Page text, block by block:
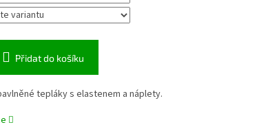
Přidat do košíku
tepláky s elastenem a náplety.